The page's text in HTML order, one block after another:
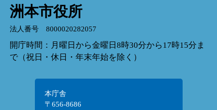
洲本市役所
法人番号 8000020282057
開庁時間：月曜日から金曜日8時30分から17時15分ま
で（祝日・休日・年末年始を除く）
本庁舎
〒656-8686